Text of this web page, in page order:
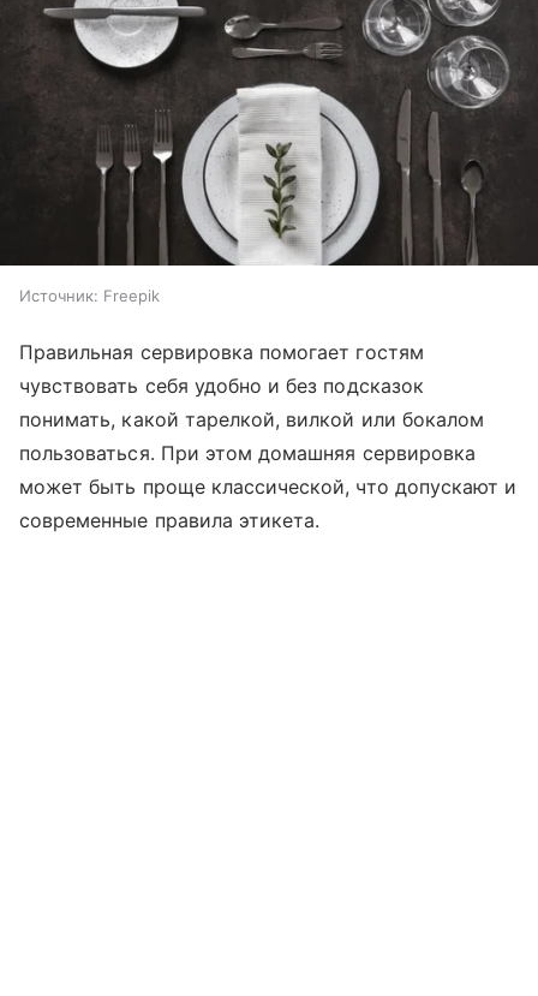
Источник: Freepik
Правильная сервировка помогает гостям
чувствовать себя удобно и без подсказок
понимать, какой тарелкой, вилкой или бокалом
пользоваться. При этом домашняя сервировка
может быть проще классической, что допускают и
современные правила этикета.